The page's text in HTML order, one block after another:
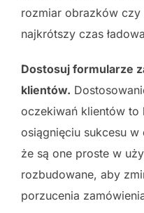
rozmiar obrazków
najkrótszy czas
Dostosuj formularze
klientów.
oczekiwań klientów
osiągnięciu sukcesu
że są one proste w
rozbudowane, aby
porzucenia